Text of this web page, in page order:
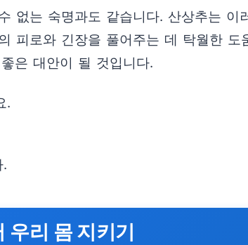
없는 숙명과도 같습니다. 산상추는
피로와 긴장을 풀어주는 데 탁월한
은 대안이 될 것입니다.
.
.
우리 몸 지키기